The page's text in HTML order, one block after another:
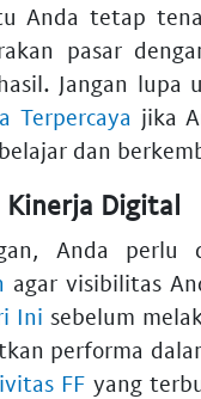
Anda tetap
pasar
Jangan lupa
Terpercaya jika
dan
Digital
Anda perlu
agar visibilitas
Ini sebelum
performa
FF yang